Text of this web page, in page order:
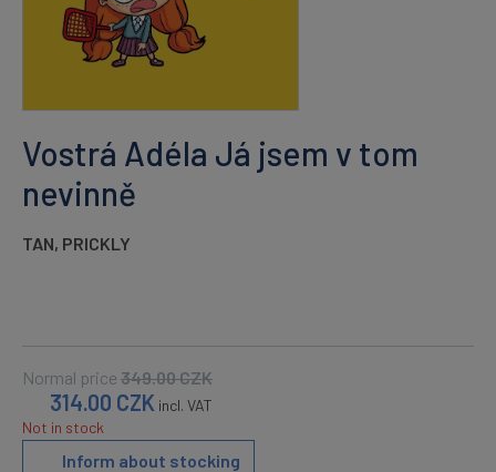
Vostrá Adéla Já jsem v tom
nevinně
TAN, PRICKLY
Normal price 349.00CZK
314.00 CZK incl. VAT
Not in stock
Inform about stocking